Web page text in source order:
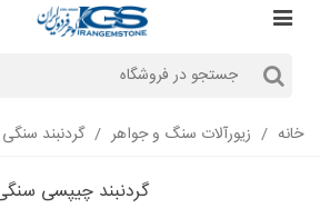
خانه / زیورآلات سنگ و جواهر / گردنبند سنگی
گردنبند چیپسی